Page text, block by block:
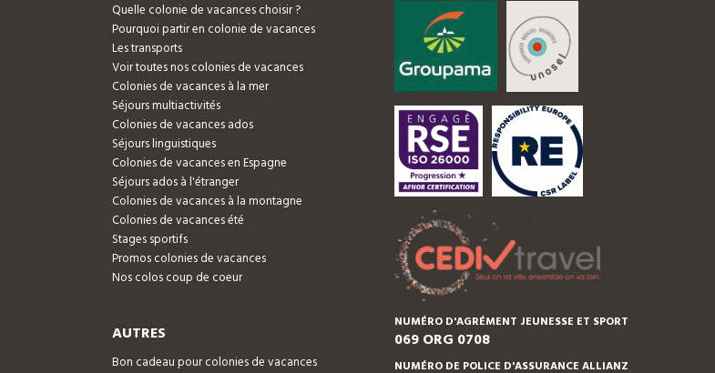
Quelle colonie de vacances choisir ?
Pourquoi partir en colonie de vacances
Les transports
Voir toutes nos colonies de vacances
Colonies de vacances à la mer
Séjours multiactivités
Colonies de vacances ados
Séjours linguistiques
Colonies de vacances en Espagne
Séjours ados à l'étranger
Colonies de vacances à la montagne
Colonies de vacances été
Stages sportifs
Promos colonies de vacances
Nos colos coup de coeur
AUTRES
Bon cadeau pour colonies de vacances
NUMÉRO D'AGRÉMENT JEUNESSE ET SPORT
069 ORG 0708
NUMÉRO DE POLICE D'ASSURANCE ALLIANZ